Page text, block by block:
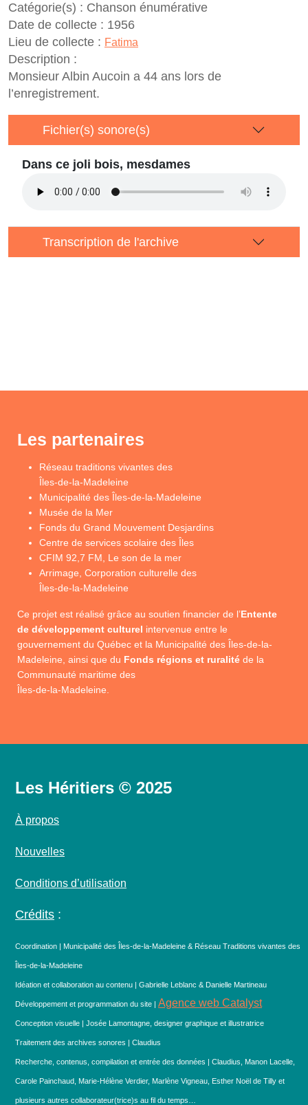
Catégorie(s) : Chanson énumérative
Date de collecte : 1956
Lieu de collecte : Fatima
Description :
Monsieur Albin Aucoin a 44 ans lors de
l’enregistrement.
Fichier(s) sonore(s)
Dans ce joli bois, mesdames
Transcription de l'archive
Les partenaires
Réseau traditions vivantes des
Îles-de-la-Madeleine
Municipalité des Îles-de-la-Madeleine
Musée de la Mer
Fonds du Grand Mouvement Desjardins
Centre de services scolaire des Îles
CFIM 92,7 FM, Le son de la mer
Arrimage, Corporation culturelle des
Îles-de-la-Madeleine
Ce projet est réalisé grâce au soutien financier de l’Entente
de développement culturel intervenue entre le
gouvernement du Québec et la Municipalité des Îles-de-la-
Madeleine, ainsi que du Fonds régions et ruralité de la
Communauté maritime des
Îles-de-la-Madeleine.
Les Héritiers © 2025
À propos
Nouvelles
Conditions d’utilisation
Crédits :
Coordination | Municipalité des Îles-de-la-Madeleine & Réseau Traditions vivantes des
Îles-de-la-Madeleine
Idéation et collaboration au contenu | Gabrielle Leblanc & Danielle Martineau
Développement et programmation du site | Agence web Catalyst
Conception visuelle | Josée Lamontagne, designer graphique et illustratrice
Traitement des archives sonores | Claudius
Recherche, contenus, compilation et entrée des données | Claudius, Manon Lacelle,
Carole Painchaud, Marie-Hélène Verdier, Marlène Vigneau, Esther Noël de Tilly et
plusieurs autres collaborateur(trice)s au fil du temps…